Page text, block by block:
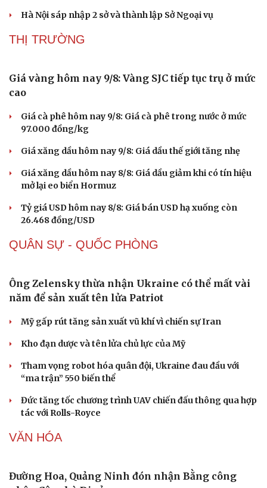
Sức khỏe
Sản phụ khoa
Nhi khoa
Làm đẹp - giảm cân
Phòng mạch online
Ăn sạch sống khỏe
Tình yêu - Gia đình
Hà Nội sáp nhập 2 sở và thành lập Sở Ngoại vụ
THỊ TRƯỜNG
Giá vàng hôm nay 9/8: Vàng SJC tiếp tục trụ ở mức
cao
Giá cà phê hôm nay 9/8: Giá cà phê trong nước ở mức
Giá xăng dầu hôm nay 9/8: Giá dầu thế giới tăng nhẹ
Giá xăng dầu hôm nay 8/8: Giá dầu giảm khi có tín hiệu
26.468 đồng/USD
QUÂN SỰ - QUỐC PHÒNG